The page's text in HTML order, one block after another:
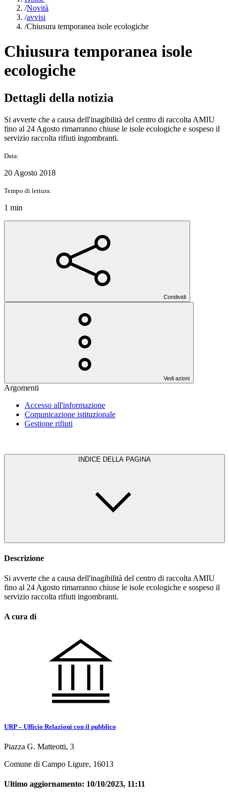
/Novità
/avvisi
/Chiusura temporanea isole ecologiche
Chiusura temporanea isole
ecologiche
Dettagli della notizia
Si avverte che a causa dell'inagibilità del centro di raccolta AMIU
fino al 24 Agosto rimarranno chiuse le isole ecologiche e sospeso il
servizio raccolta rifiuti ingombranti.
Data:
20 Agosto 2018
Tempo di lettura:
1 min
Condividi
Vedi azioni
Argomenti
Accesso all'informazione
Comunicazione istituzionale
Gestione rifiuti
INDICE DELLA PAGINA
Descrizione
Si avverte che a causa dell'inagibilità del centro di raccolta AMIU
fino al 24 Agosto rimarranno chiuse le isole ecologiche e sospeso il
servizio raccolta rifiuti ingombranti.
A cura di
URP – Ufficio Relazioni con il pubblico
Piazza G. Matteotti, 3
Comune di Campo Ligure, 16013
Ultimo aggiornamento: 10/10/2023, 11:11